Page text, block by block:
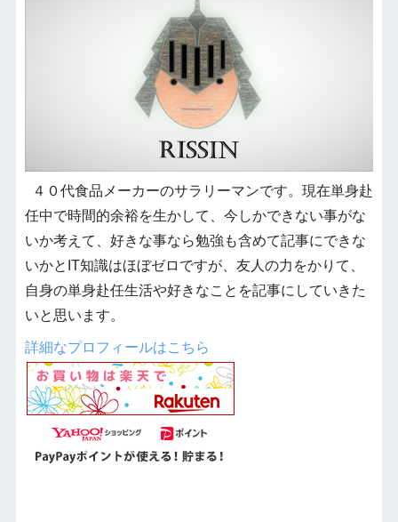
４０代食品メーカーのサラリーマンです。現在単身赴
任中で時間的余裕を生かして、今しかできない事がな
いか考えて、好きな事なら勉強も含めて記事にできな
いかとIT知識はほぼゼロですが、友人の力をかりて、
自身の単身赴任生活や好きなことを記事にしていきた
いと思います。
詳細なプロフィールはこちら